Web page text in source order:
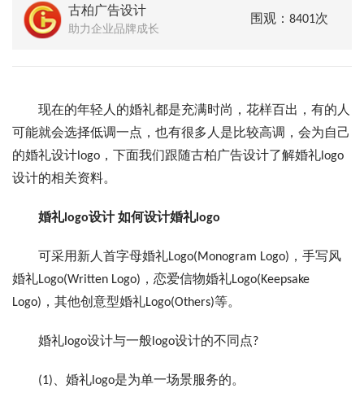
古柏广告设计
助力企业品牌成长
围观：8401次
现在的年轻人的婚礼都是充满时尚，花样百出，有的人
可能就会选择低调一点，也有很多人是比较高调，会为自己
的婚礼设计logo，下面我们跟随古柏广告设计了解婚礼logo
设计的相关资料。
婚礼logo设计 如何设计婚礼logo
可采用新人首字母婚礼Logo(Monogram Logo)，手写风
婚礼Logo(Written Logo)，恋爱信物婚礼Logo(Keepsake
Logo)，其他创意型婚礼Logo(Others)等。
婚礼logo设计与一般logo设计的不同点?
(1)、婚礼logo是为单一场景服务的。